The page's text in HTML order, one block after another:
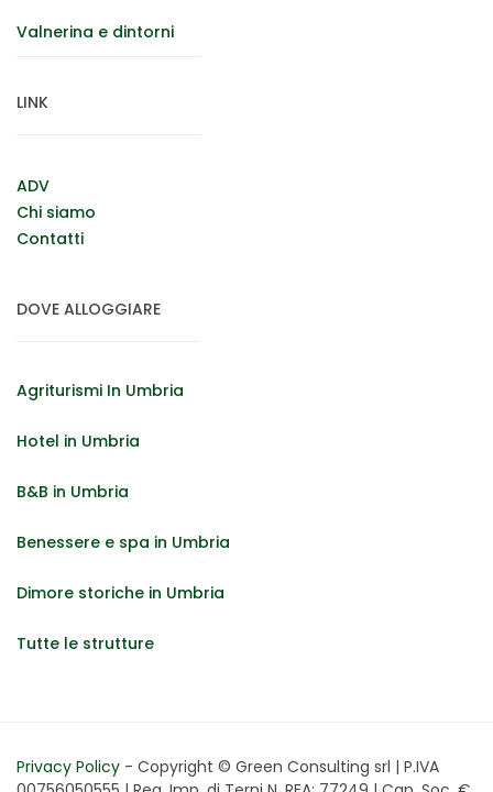
Valnerina e dintorni
LINK
ADV
Chi siamo
Contatti
DOVE ALLOGGIARE
Agriturismi In Umbria
Hotel in Umbria
B&B in Umbria
Benessere e spa in Umbria
Dimore storiche in Umbria
Tutte le strutture
Privacy Policy - Copyright © Green Consulting srl | P.IVA